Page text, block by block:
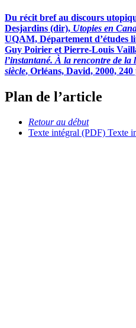
Du récit bref au discours
Desjardins (dir), Utopies en
UQAM, Département d’études
Guy Poirier et Pierre-Louis
l’instantané. À la rencontre de
siècle, Orléans, David, 2000, 240
Plan de l’article
Retour au début
Texte intégral (PDF) Texte